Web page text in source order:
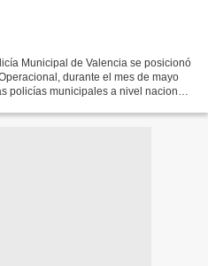
Municipal de Valencia se posicionó
durante el mes de mayo
policías municipales a nivel nacional.